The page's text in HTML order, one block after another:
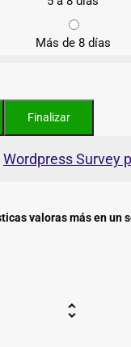
Más de 8 días
Wordpress Survey
valoras más en un